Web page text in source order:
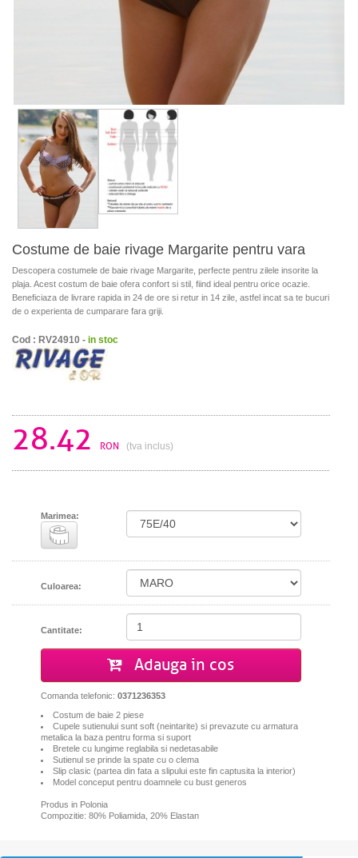
Costume de baie rivage Margarite pentru vara
Descopera costumele de baie rivage Margarite, perfecte pentru zilele insorite la
plaja. Acest costum de baie ofera confort si stil, fiind ideal pentru orice ocazie.
Beneficiaza de livrare rapida in 24 de ore si retur in 14 zile, astfel incat sa te bucuri
de o experienta de cumparare fara griji.
Cod : RV24910 - in stoc
28.42 RON (tva inclus)
Marimea:
Culoarea:
Cantitate:
Adauga in cos
Comanda telefonic: 0371236353
Costum de baie 2 piese
Cupele sutienului sunt soft (neintarite) si prevazute cu armatura
metalica la baza pentru forma si suport
Bretele cu lungime reglabila si nedetasabile
Sutienul se prinde la spate cu o clema
Slip clasic (partea din fata a slipului este fin captusita la interior)
Model conceput pentru doamnele cu bust generos
Produs in Polonia
Compozitie: 80% Poliamida, 20% Elastan